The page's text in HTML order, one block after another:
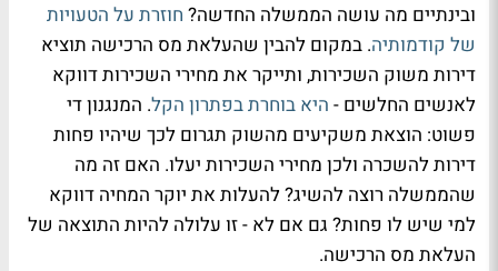
ובינתיים מה עושה הממשלה החדשה? חוזרת על הטעויות
של קודמותיה. במקום להבין שהעלאת מס הרכישה תוציא
דירות משוק השכירות, ותייקר את מחירי השכירות דווקא
לאנשים החלשים - היא בוחרת בפתרון הקל. המנגנון די
פשוט: הוצאת משקיעים מהשוק תגרום לכך שיהיו פחות
דירות להשכרה ולכן מחירי השכירות יעלו. האם זה מה
שהממשלה רוצה להשיג? להעלות את יוקר המחיה דווקא
למי שיש לו פחות? גם אם לא - זו עלולה להיות התוצאה של
העלאת מס הרכישה.